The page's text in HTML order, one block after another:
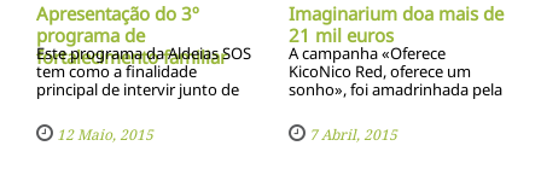
Apresentação do 3º
programa de
fortalecimento familiar
Este programa da Aldeias SOS
tem como a finalidade
principal de intervir junto de
forma a permitir a
permanência das crianças nas
12 Maio, 2015
Imaginarium doa mais de
21 mil euros
A campanha «Oferece
KicoNico Red, oferece um
sonho», foi amadrinhada pela
Imaginarium doou 5€ por
cada KicoNico Red comprado
7 Abril, 2015